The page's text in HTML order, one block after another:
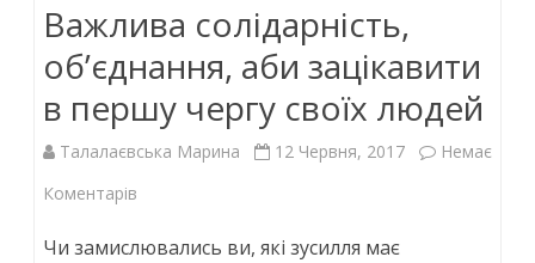
o
k
p
p
n
Важлива солідарність,
об’єднання, аби зацікавити
в першу чергу своїх людей
Талалаєвська Марина 12 Червня, 2017
Немає
Коментарів
Чи замислювались ви, які зусилля має